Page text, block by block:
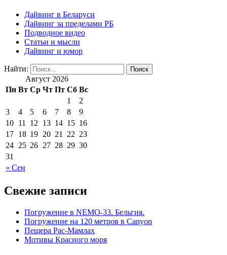
Дайвинг в Беларуси
Дайвинг за пределами РБ
Подводное видео
Статьи и мысли
Дайвинг и юмор
Найти:
Август 2026
Пн Вт Ср Чт Пт Сб Вс
« Сен
1
2
3
4 5 6 7 8
9
10 11 12 13 14 15 16
17 18 19 20 21 22 23
24 25 26 27 28 29 30
31
Свежие записи
Погружение в NEMO-33. Бельгия.
Погружение на 120 метров в Canyon
Пещера Рас-Мамлах
Мотивы Красного моря